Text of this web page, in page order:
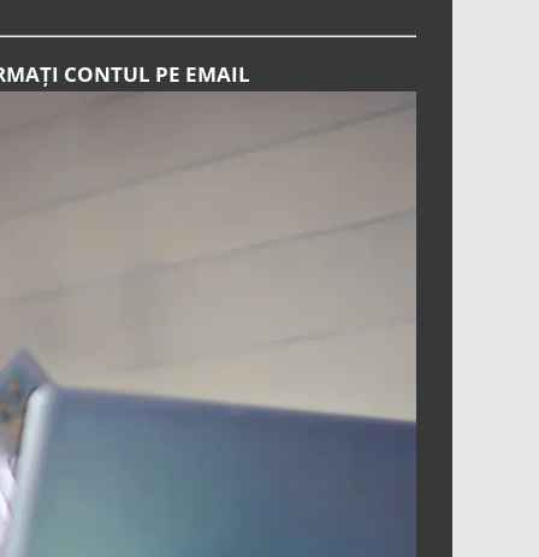
CONTUL PE EMAIL